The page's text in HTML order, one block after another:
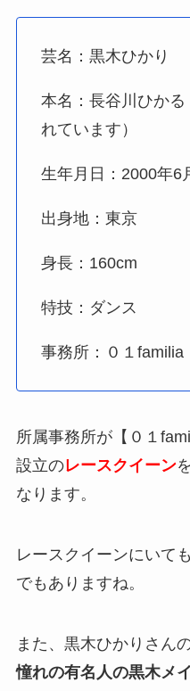
芸名：黒木ひかり
本名： 長谷川ひか
れています）
生年月日：2000年6
出身地：東京
身長：160cm
特技：ダンス
事務所：０１familia
所属事務所が【０１
設立のレースクイーン
なります。
レースクイーンにいて
でもありますね。
また、黒木ひかりさん
憧れの有名人の黒木メ